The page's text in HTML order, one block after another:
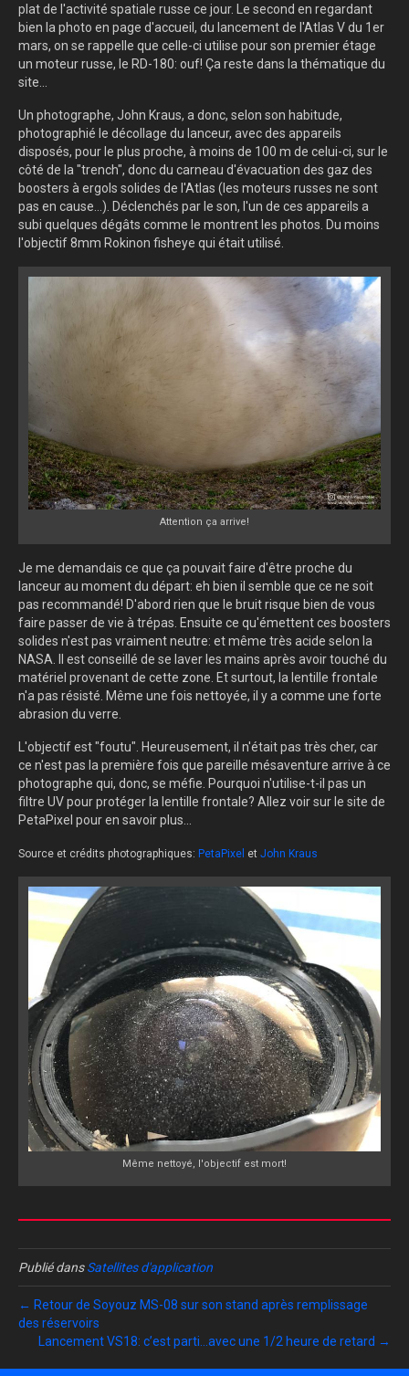
plat de l'activité spatiale russe ce jour. Le second en regardant
bien la photo en page d'accueil, du lancement de l'Atlas V du 1er
mars, on se rappelle que celle-ci utilise pour son premier étage
un moteur russe, le RD-180: ouf! Ça reste dans la thématique du
site...
Un photographe, John Kraus, a donc, selon son habitude,
photographié le décollage du lanceur, avec des appareils
disposés, pour le plus proche, à moins de 100 m de celui-ci, sur le
côté de la "trench", donc du carneau d'évacuation des gaz des
boosters à ergols solides de l'Atlas (les moteurs russes ne sont
pas en cause...). Déclenchés par le son, l'un de ces appareils a
subi quelques dégâts comme le montrent les photos. Du moins
l'objectif 8mm Rokinon fisheye qui était utilisé.
Attention ça arrive!
Je me demandais ce que ça pouvait faire d'être proche du
lanceur au moment du départ: eh bien il semble que ce ne soit
pas recommandé! D'abord rien que le bruit risque bien de vous
faire passer de vie à trépas. Ensuite ce qu'émettent ces boosters
solides n'est pas vraiment neutre: et même très acide selon la
NASA. Il est conseillé de se laver les mains après avoir touché du
matériel provenant de cette zone. Et surtout, la lentille frontale
n'a pas résisté. Même une fois nettoyée, il y a comme une forte
abrasion du verre.
L'objectif est "foutu". Heureusement, il n'était pas très cher, car
ce n'est pas la première fois que pareille mésaventure arrive à ce
photographe qui, donc, se méfie. Pourquoi n'utilise-t-il pas un
filtre UV pour protéger la lentille frontale? Allez voir sur le site de
PetaPixel pour en savoir plus...
Source et crédits photographiques: PetaPixel et John Kraus
Même nettoyé, l'objectif est mort!
Publié dansSatellites d'application
← Retour de Soyouz MS-08 sur son stand après remplissage
des réservoirs
Lancement VS18: c’est parti…avec une 1/2 heure de retard →